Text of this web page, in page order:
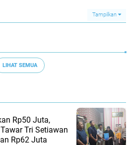
Tampilkan
LIHAT SEMUA
Rp50 Juta,
Tri Setiawan
Rp62 Juta